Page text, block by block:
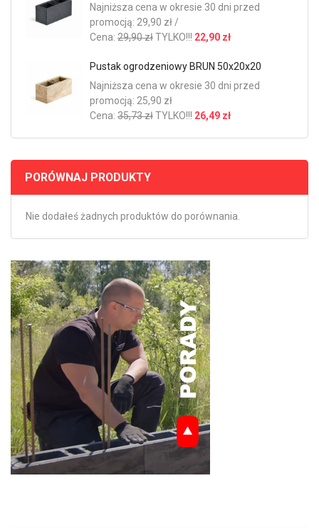
Najniższa cena w okresie 30 dni przed
promocją: 29,90 zł /
Cena: 29,90 złTYLKO!!! 22,90 zł
Pustak ogrodzeniowy BRUN 50x20x20
Najniższa cena w okresie 30 dni przed
promocją: 25,90 zł
Cena: 35,73 złTYLKO!!! 26,49 zł
PORÓWNAJ PRODUKTY
Nie dodałeś żadnych produktów do porównania.